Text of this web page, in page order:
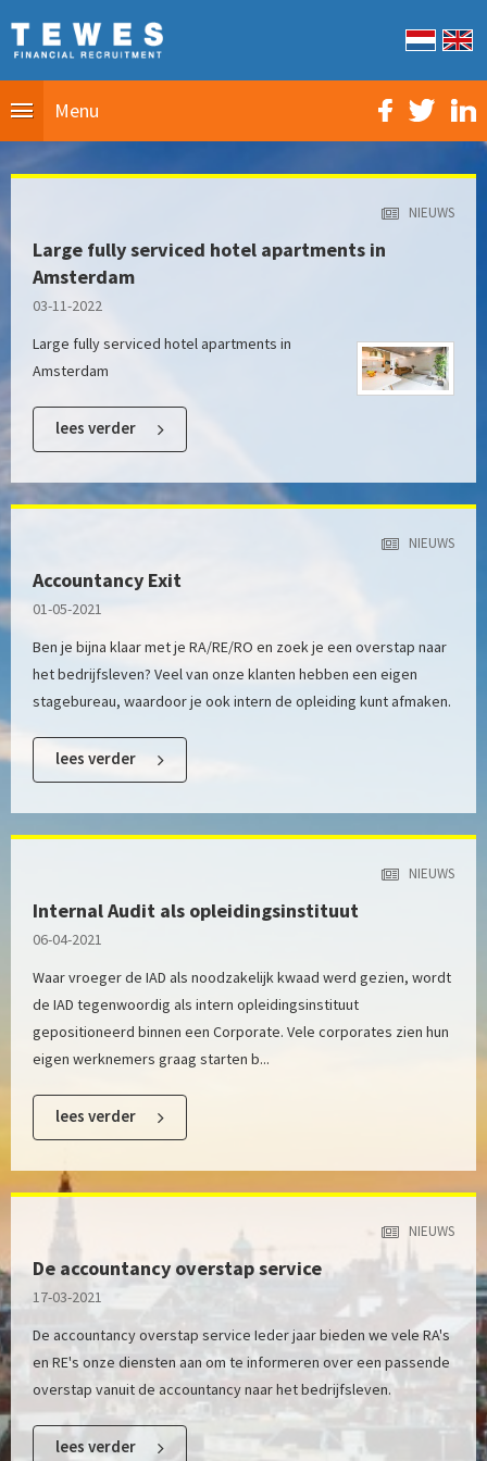
Menu
NIEUWS
Large fully serviced hotel apartments in
Amsterdam
03-11-2022
Large fully serviced hotel apartments in
Amsterdam
lees verder
NIEUWS
Accountancy Exit
01-05-2021
Ben je bijna klaar met je RA/RE/RO en zoek je een overstap naar
het bedrijfsleven? Veel van onze klanten hebben een eigen
stagebureau, waardoor je ook intern de opleiding kunt afmaken.
lees verder
NIEUWS
Internal Audit als opleidingsinstituut
06-04-2021
Waar vroeger de IAD als noodzakelijk kwaad werd gezien, wordt
de IAD tegenwoordig als intern opleidingsinstituut
gepositioneerd binnen een Corporate. Vele corporates zien hun
eigen werknemers graag starten b...
lees verder
NIEUWS
De accountancy overstap service
17-03-2021
De accountancy overstap service Ieder jaar bieden we vele RA's
en RE's onze diensten aan om te informeren over een passende
overstap vanuit de accountancy naar het bedrijfsleven.
lees verder